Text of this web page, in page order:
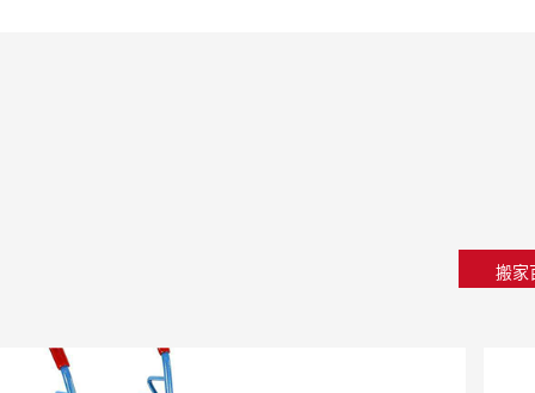
搬家